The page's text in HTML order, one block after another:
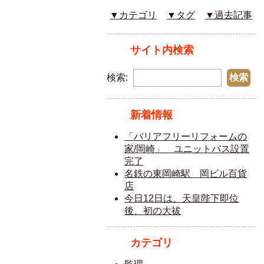
▼カテゴリ ▼タグ ▼過去記事
サイト内検索
検索:
新着情報
「バリアフリーリフォームの
家/岡崎」 ユニットバス設置
完了
名鉄の東岡崎駅 岡ビル百貨
店
今日12日は、天皇陛下即位
後、初の大祓
カテゴリ